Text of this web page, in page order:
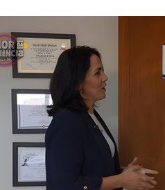
Direito Administrativo